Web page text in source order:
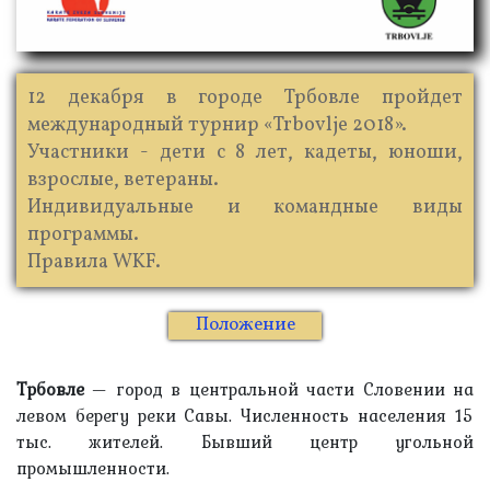
12 декабря в городе Трбовле пройдет
международный турнир «Trbovlje 2018».
Участники - дети с 8 лет, кадеты, юноши,
взрослые, ветераны.
Индивидуальные и командные виды
программы.
Правила WKF.
Положение
Трбовле— город в центральной части Словении на
левом берегу реки Савы. Численность населения 15
тыс. жителей. Бывший центр угольной
промышленности.